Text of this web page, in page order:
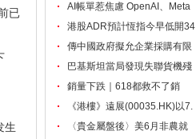
已
生
AI帳單惹焦慮 OpenAI、Meta
港股ADR預計恆指今早低開34
8
傳中國政府擬允企業採購有限
巴基斯坦當局發現失聯貨機殘
銷量下跌｜618都救不了銷
量！內
《港樓》遠展(00035.HK)以7.
〈貴金屬盤後〉美6月非農就